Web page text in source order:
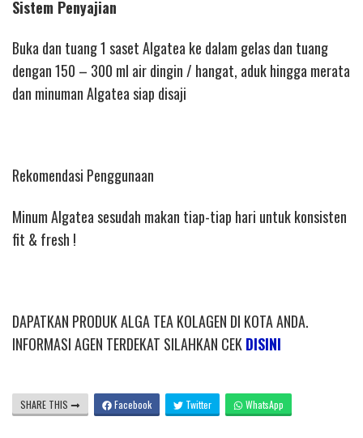
Sistem Penyajian
Buka dan tuang 1 saset Algatea ke dalam gelas dan tuang
dengan 150 – 300 ml air dingin / hangat, aduk hingga merata
dan minuman Algatea siap disaji
Rekomendasi Penggunaan
Minum Algatea sesudah makan tiap-tiap hari untuk konsisten
fit & fresh !
DAPATKAN PRODUK ALGA TEA KOLAGEN DI KOTA ANDA.
INFORMASI AGEN TERDEKAT SILAHKAN CEK DISINI
SHARE THIS Facebook Twitter WhatsApp